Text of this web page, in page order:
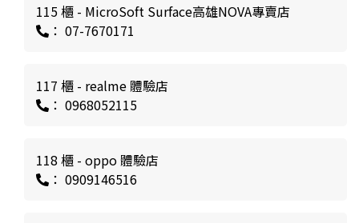
115 櫃 - MicroSoft Surface高雄NOVA專賣店
： 07-7670171
117 櫃 - realme 體驗店
： 0968052115
118 櫃 - oppo 體驗店
： 0909146516